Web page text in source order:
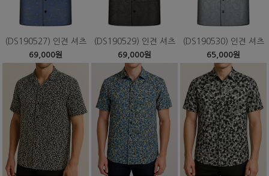
(DS190527) 인견 셔츠
69,000원
(DS190529) 인견 셔츠
69,000원
(DS190530) 인견 셔츠
65,000원